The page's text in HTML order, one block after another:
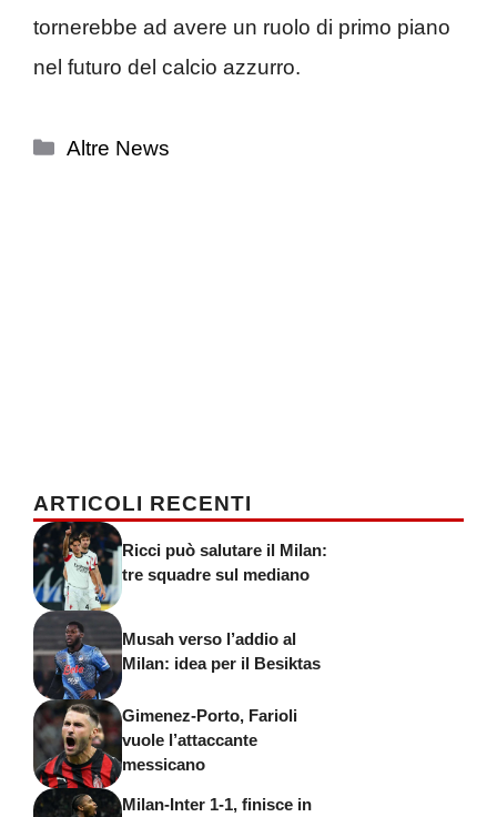
tornerebbe ad avere un ruolo di primo piano
nel futuro del calcio azzurro.
Categorie
Altre News
ARTICOLI RECENTI
Ricci può salutare il Milan:
tre squadre sul mediano
Musah verso l’addio al
Milan: idea per il Besiktas
Gimenez-Porto, Farioli
vuole l’attaccante
messicano
Milan-Inter 1-1, finisce in